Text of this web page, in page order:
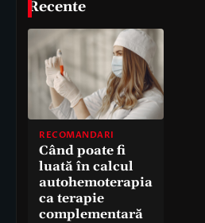
Recente
RECOMANDARI
Când poate fi
luată în calcul
autohemoterapia
ca terapie
complementară